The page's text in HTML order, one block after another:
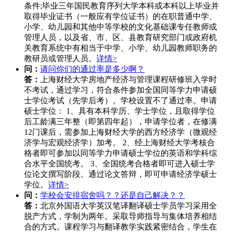
条件;毕业三年国民教育序列大学本科或本科以上毕业并
取得毕业证书（一般应有学位证书）的在职普通中学、
小学、幼儿园和其他中等学校的文化基础课专任教师或
管理人员，以及省、市、区、县教育研究部门或政府机
关教育系统中有相当于中学、小学、幼儿园教师职务的
教研员或管理人员。 详情>
问： 请问你们的通过率是多少啊？
答：
上海财经大学房地产经济与管理课程研修班入学时
不考试，通过学习，符合条件参加全国同等学力申请硕
士学位考试（先学后考）。学校设置不了通过率。申请
硕士学位： 1、具有本科学历、学士学位，且取得学位
后工龄满三年整（即第四年起），申请学位者，在修满
12门课后，需参加上海财经大学的西方经济学（微观经
济学与宏观经济学）加考。 2、经上海财经大学考核合
格者即可参加以同等学力申请硕士学位的英语和学科综
合水平全国统考。 3、全国统考合格者即可进入硕士学
位论文撰写阶段。通过论文答辩，即可申请经济学硕士
学位。 详情>
问： 学校会安排宿舍吗？？还是自己解决？？
答： 北京外国语大学英汉笔译翻译硕士学员学习采用全
脱产方式，学制为两年。采取导师指导与集体培养相结
合的方式。课程学习与翻译教学实践紧密结合，学生在